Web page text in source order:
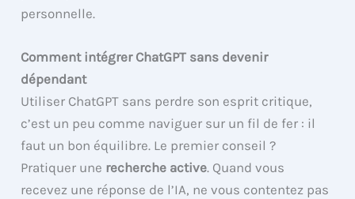
personnelle.
Comment intégrer ChatGPT sans devenir
dépendant
Utiliser ChatGPT sans perdre son esprit critique,
c’est un peu comme naviguer sur un fil de fer : il
faut un bon équilibre. Le premier conseil ?
Pratiquer une recherche active. Quand vous
recevez une réponse de l’IA, ne vous contentez pas